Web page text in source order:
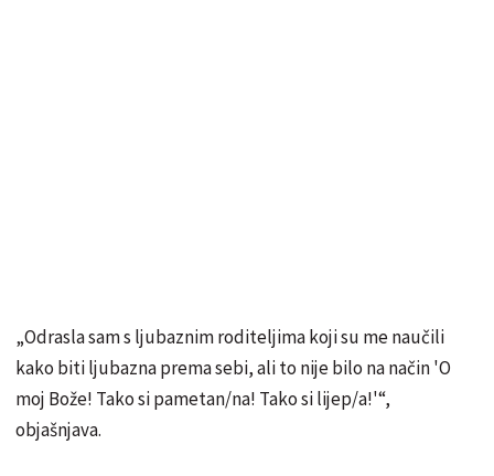
„Odrasla sam s ljubaznim roditeljima koji su me naučili
kako biti ljubazna prema sebi, ali to nije bilo na način 'O
moj Bože! Tako si pametan/na! Tako si lijep/a!'“,
objašnjava.